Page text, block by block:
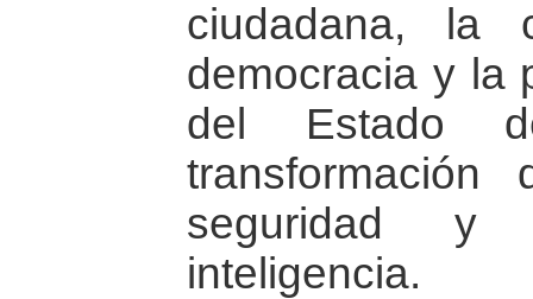
ciudadana, la
democracia y la
del Estado
seguridad
inteligencia.